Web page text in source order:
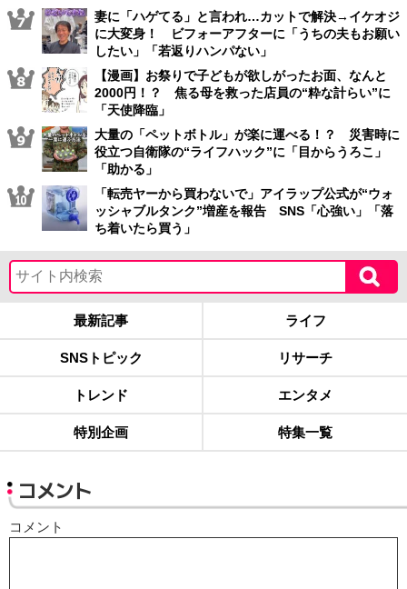
妻に「ハゲてる」と言われ…カットで解決→イケオジ
に大変身！ ビフォーアフターに「うちの夫もお願い
したい」「若返りハンパない」
【漫画】お祭りで子どもが欲しがったお面、なんと
2000円！？ 焦る母を救った店員の“粋な計らい”に
「天使降臨」
大量の「ペットボトル」が楽に運べる！？ 災害時に
役立つ自衛隊の“ライフハック”に「目からうろこ」
「助かる」
「転売ヤーから買わないで」アイラップ公式が“ウォ
ッシャブルタンク”増産を報告 SNS「心強い」「落
ち着いたら買う」
最新記事 ライフ
SNSトピック リサーチ
トレンド エンタメ
特別企画 特集一覧
コメント
コメント